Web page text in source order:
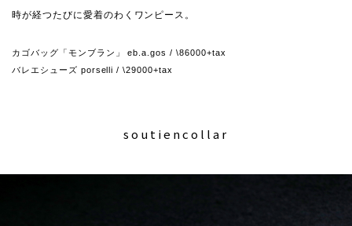
時が経つたびに愛着のわくワンピース。
カゴバッグ「モンブラン」 eb.a.gos / \86000+tax
バレエシューズ porselli / \29000+tax
soutiencollar